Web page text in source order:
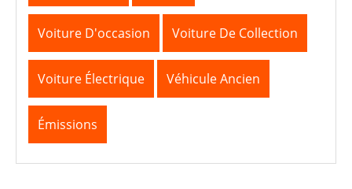
Voiture D'occasion Voiture De Collection
Voiture Électrique Véhicule Ancien
Émissions